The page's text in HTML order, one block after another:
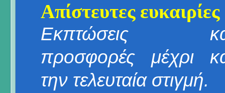
Απίστευτες ευκαιρίες
Εκπτώσεις
προσφορές μέχρι
την τελευταία στιγμή.